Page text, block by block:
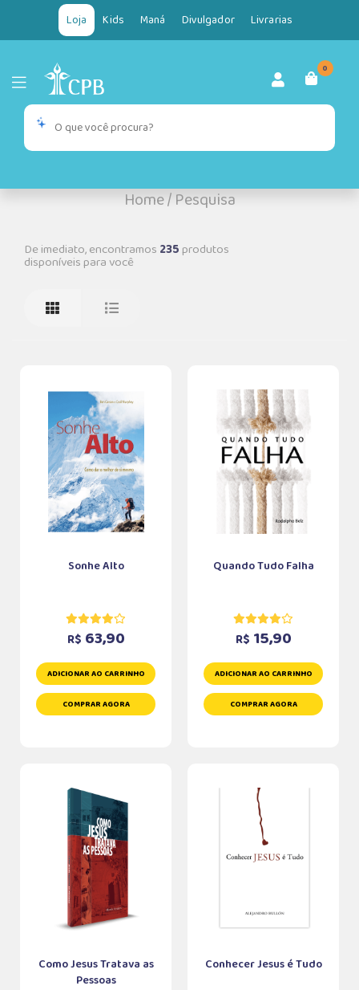
Loja Kids Maná Divulgador Livrarias
0
Home/Pesquisa
De imediato, encontramos 235produtos
disponíveis para você
Sonhe Alto
R$ 63,90
ADICIONAR AO CARRINHO
COMPRAR AGORA
Quando Tudo Falha
R$ 15,90
ADICIONAR AO CARRINHO
COMPRAR AGORA
Como Jesus Tratava as
Pessoas
Conhecer Jesus é Tudo